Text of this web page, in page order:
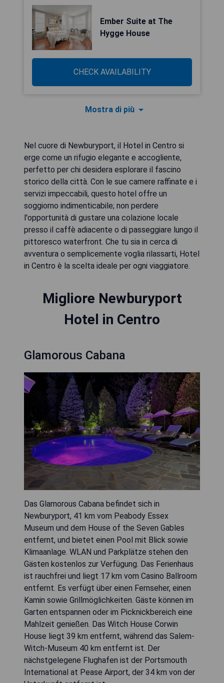
Ember Suite at The
Hygge House
CHECK AVAILABILITY
Mostra di più
Nel cuore di Newburyport, il Hotel in Centro si
erge come un rifugio elegante e accogliente,
perfetto per chi desidera esplorare il fascino
storico della città. Con le sue camere raffinate e i
servizi impeccabili, questo hotel offre un
soggiorno indimenticabile; non perdere
l'opportunità di gustare una colazione locale
presso il caffè adiacente o di passeggiare lungo il
pittoresco waterfront. Che tu sia in cerca di
avventura o semplicemente voglia rilassarti, Hotel
in Centro è la scelta ideale per ogni viaggiatore.
Migliore Newburyport
Hotel in Centro
Glamorous Cabana
Das Glamorous Cabana befindet sich in
Newburyport, 41 km vom Peabody Essex
Museum und dem House of the Seven Gables
entfernt, und bietet einen Pool mit Blick sowie
Klimaanlage. WLAN und Parkplätze stehen den
Gästen kostenlos zur Verfügung. Das Ferienhaus
ist rauchfrei und liegt 17 km vom Casino Ballroom
entfernt. Es verfügt über einen Fernseher, einen
Kamin sowie Grillmöglichkeiten. Gäste können im
Garten entspannen oder im Picknickbereich eine
Mahlzeit genießen. Das Witch House Corwin
House liegt 39 km entfernt, während das Salem-
Witch-Museum 40 km entfernt ist. Der
nächstgelegene Flughafen ist der Portsmouth
International at Pease Airport, der 34 km von der